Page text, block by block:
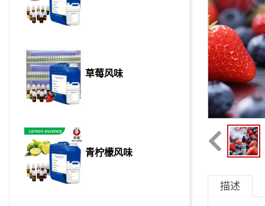
草莓风味
青柠檬风味
描述